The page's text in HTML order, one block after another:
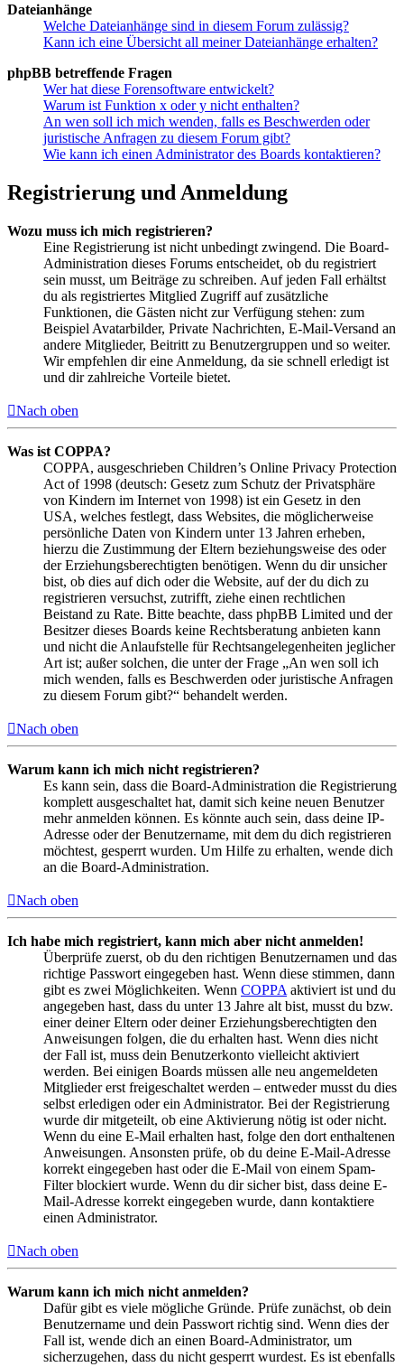
Dateianhänge
Welche Dateianhänge sind in diesem Forum zulässig?
Kann ich eine Übersicht all meiner Dateianhänge erhalten?
phpBB betreffende Fragen
Wer hat diese Forensoftware entwickelt?
Warum ist Funktion x oder y nicht enthalten?
An wen soll ich mich wenden, falls es Beschwerden oder
juristische Anfragen zu diesem Forum gibt?
Wie kann ich einen Administrator des Boards kontaktieren?
Registrierung und Anmeldung
Wozu muss ich mich registrieren?
Eine Registrierung ist nicht unbedingt zwingend. Die Board-
Administration dieses Forums entscheidet, ob du registriert
sein musst, um Beiträge zu schreiben. Auf jeden Fall erhältst
du als registriertes Mitglied Zugriff auf zusätzliche
Funktionen, die Gästen nicht zur Verfügung stehen: zum
Beispiel Avatarbilder, Private Nachrichten, E-Mail-Versand an
andere Mitglieder, Beitritt zu Benutzergruppen und so weiter.
Wir empfehlen dir eine Anmeldung, da sie schnell erledigt ist
und dir zahlreiche Vorteile bietet.
Nach oben
Was ist COPPA?
COPPA, ausgeschrieben Children’s Online Privacy Protection
Act of 1998 (deutsch: Gesetz zum Schutz der Privatsphäre
von Kindern im Internet von 1998) ist ein Gesetz in den
USA, welches festlegt, dass Websites, die möglicherweise
persönliche Daten von Kindern unter 13 Jahren erheben,
hierzu die Zustimmung der Eltern beziehungsweise des oder
der Erziehungsberechtigten benötigen. Wenn du dir unsicher
bist, ob dies auf dich oder die Website, auf der du dich zu
registrieren versuchst, zutrifft, ziehe einen rechtlichen
Beistand zu Rate. Bitte beachte, dass phpBB Limited und der
Besitzer dieses Boards keine Rechtsberatung anbieten kann
und nicht die Anlaufstelle für Rechtsangelegenheiten jeglicher
Art ist; außer solchen, die unter der Frage „An wen soll ich
mich wenden, falls es Beschwerden oder juristische Anfragen
zu diesem Forum gibt?“ behandelt werden.
Nach oben
Warum kann ich mich nicht registrieren?
Es kann sein, dass die Board-Administration die Registrierung
komplett ausgeschaltet hat, damit sich keine neuen Benutzer
mehr anmelden können. Es könnte auch sein, dass deine IP-
Adresse oder der Benutzername, mit dem du dich registrieren
möchtest, gesperrt wurden. Um Hilfe zu erhalten, wende dich
an die Board-Administration.
Nach oben
Ich habe mich registriert, kann mich aber nicht anmelden!
Überprüfe zuerst, ob du den richtigen Benutzernamen und das
richtige Passwort eingegeben hast. Wenn diese stimmen, dann
gibt es zwei Möglichkeiten. Wenn COPPA aktiviert ist und du
angegeben hast, dass du unter 13 Jahre alt bist, musst du bzw.
einer deiner Eltern oder deiner Erziehungsberechtigten den
Anweisungen folgen, die du erhalten hast. Wenn dies nicht
der Fall ist, muss dein Benutzerkonto vielleicht aktiviert
werden. Bei einigen Boards müssen alle neu angemeldeten
Mitglieder erst freigeschaltet werden – entweder musst du dies
selbst erledigen oder ein Administrator. Bei der Registrierung
wurde dir mitgeteilt, ob eine Aktivierung nötig ist oder nicht.
Wenn du eine E-Mail erhalten hast, folge den dort enthaltenen
Anweisungen. Ansonsten prüfe, ob du deine E-Mail-Adresse
korrekt eingegeben hast oder die E-Mail von einem Spam-
Filter blockiert wurde. Wenn du dir sicher bist, dass deine E-
Mail-Adresse korrekt eingegeben wurde, dann kontaktiere
einen Administrator.
Nach oben
Warum kann ich mich nicht anmelden?
Dafür gibt es viele mögliche Gründe. Prüfe zunächst, ob dein
Benutzername und dein Passwort richtig sind. Wenn dies der
Fall ist, wende dich an einen Board-Administrator, um
sicherzugehen, dass du nicht gesperrt wurdest. Es ist ebenfalls